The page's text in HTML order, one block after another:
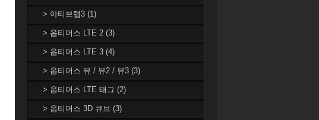
> 아티브탭3 (1)
> 옵티머스 LTE 2 (3)
> 옵티머스 LTE 3 (4)
> 옵티머스 뷰 / 뷰2 / 뷰3 (3)
> 옵티머스 LTE 태그 (2)
> 옵티머스 3D 큐브 (3)